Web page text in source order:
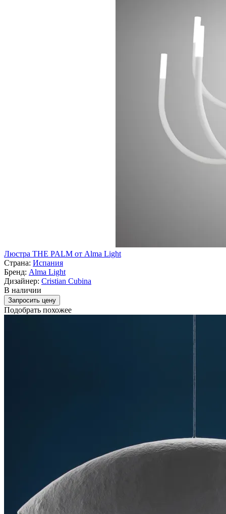
Люстра THE PALM от Alma Light
Страна: Испания
Бренд: Alma Light
Дизайнер: Cristian Cubina
В наличии
Запросить цену
Подобрать похожее